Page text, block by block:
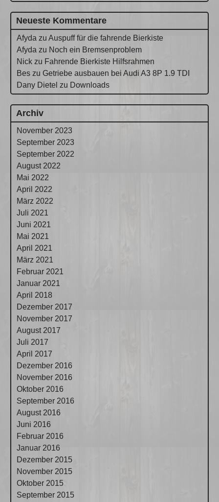
Neueste Kommentare
Afyda zuAuspuff für die fahrende Bierkiste
Afyda zu Noch ein Bremsenproblem
Nick zu Fahrende Bierkiste Hilfsrahmen
Bes zuGetriebe ausbauen bei Audi A3 8P 1.9 TDI
Dany Dietel zu Downloads
Archiv
November 2023
September 2023
September 2022
August 2022
Mai 2022
April 2022
März 2022
Juli 2021
Juni 2021
Mai 2021
April 2021
März 2021
Februar 2021
Januar 2021
April 2018
Dezember 2017
November 2017
August 2017
Juli 2017
April 2017
Dezember 2016
November 2016
Oktober 2016
September 2016
August 2016
Juni 2016
Februar 2016
Januar 2016
Dezember 2015
November 2015
Oktober 2015
September 2015